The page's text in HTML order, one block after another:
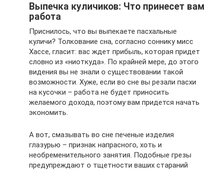
Выпечка куличиков: Что принесет вам
работа
Приснилось, что вы выпекаете пасхальные
куличи? Толкование сна, согласно соннику мисс
Хассе, гласит: вас ждет прибыль, которая придет
словно из «ниоткуда». По крайней мере, до этого
видения вы не знали о существовании такой
возможности. Хуже, если во сне вы резали пасхи
на кусочки – работа не будет приносить
желаемого дохода, поэтому вам придется начать
экономить.
А вот, смазывать во сне печеные изделия
глазурью – признак напрасного, хоть и
необременительного занятия. Подобные грезы
предупреждают о тщетности ваших стараний